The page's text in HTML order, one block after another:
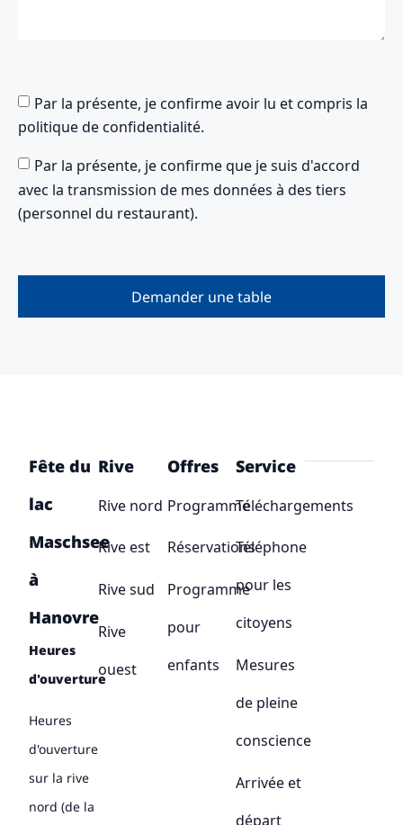
Par la présente, je confirme avoir lu et compris la
politique de confidentialité.
Par la présente, je confirme que je suis d'accord
avec la transmission de mes données à des tiers
(personnel du restaurant).
Demander une table
Fête du
lac
Maschsee
à
Hanovre
Heures
d'ouverture
Heures
d'ouverture
sur la rive
nord (de la
Rive
Rive nord
Rive est
Rive sud
Rive
ouest
Offres
Programme
Réservations
Programme
pour
enfants
Service
Téléchargements
Téléphone
pour les
citoyens
Mesures
de pleine
conscience
Arrivée et
départ